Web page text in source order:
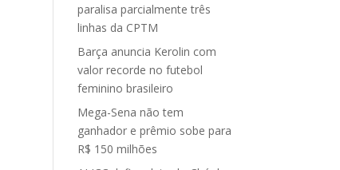
paralisa parcialmente três
linhas da CPTM
Barça anuncia Kerolin com
valor recorde no futebol
feminino brasileiro
Mega-Sena não tem
ganhador e prêmio sobe para
R$ 150 milhões